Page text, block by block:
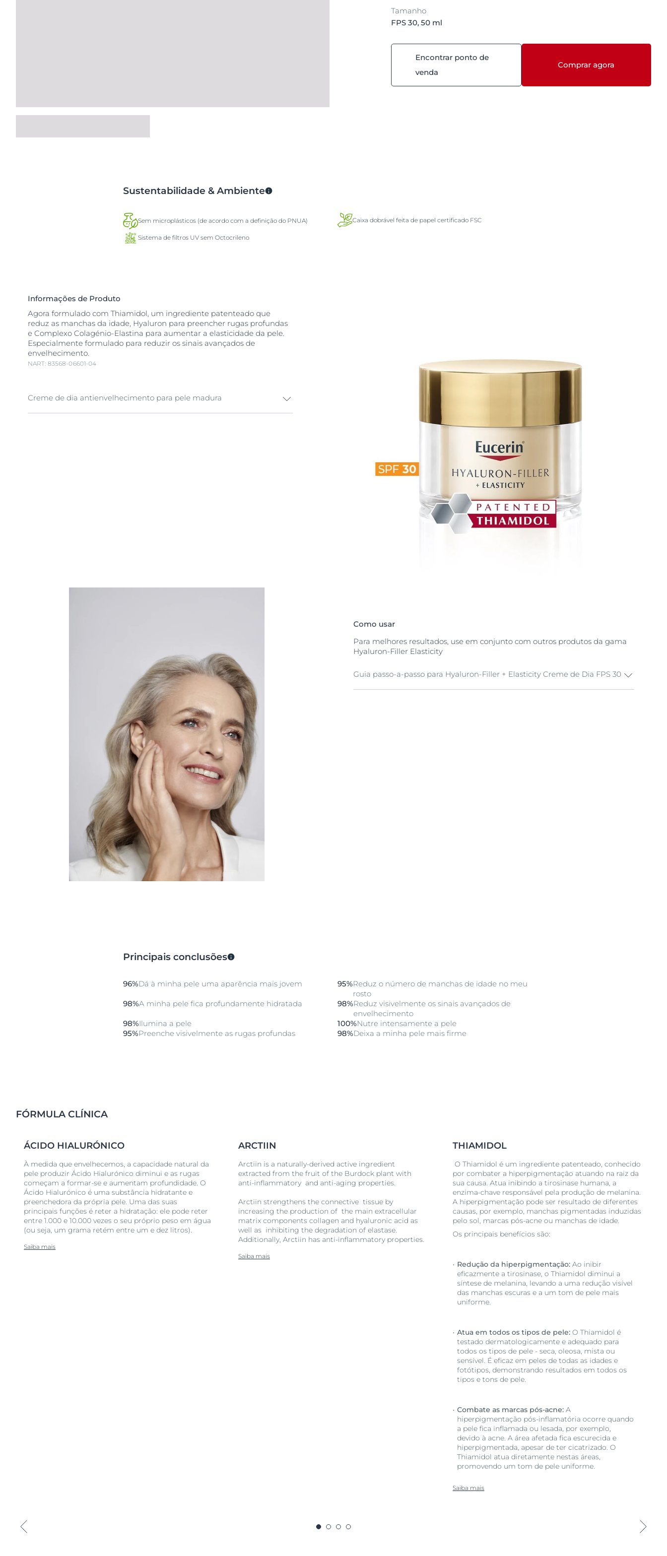
Tamanho
FPS 30, 50 ml
Encontrar ponto de
venda
Comprar agora
Sustentabilidade & Ambiente
Sem microplásticos (de acordo com a definição do PNUA) Caixa dobrável feita de papel certificado FSC
Sistema de filtros UV sem Octocrileno
Informações de Produto
Agora formulado com Thiamidol, um ingrediente patenteado que
reduz as manchas da idade, Hyaluron para preencher rugas profundas
e Complexo Colagénio-Elastina para aumentar a elasticidade da pele.
Especialmente formulado para reduzir os sinais avançados de
envelhecimento.
NART: 83568-06601-04
Creme de dia antienvelhecimento para pele madura
Como usar
Para melhores resultados, use em conjunto com outros produtos da gama
Hyaluron-Filler Elasticity
Guia passo-a-passo para Hyaluron-Filler + Elasticity Creme de Dia FPS 30
Principais conclusões
96%Dá à minha pele uma aparência mais jovem 95%Reduz o número de manchas de idade no meu
rosto
98%A minha pele fica profundamente hidratada 98%Reduz visivelmente os sinais avançados de
envelhecimento
98%Ilumina a pele 100%Nutre intensamente a pele
95%Preenche visivelmente as rugas profundas 98%Deixa a minha pele mais firme
FÓRMULA CLÍNICA
ÁCIDO HIALURÓNICO
À medida que envelhecemos, a capacidade natural da
pele produzir Ácido Hialurónico diminui e as rugas
começam a formar-se e aumentam profundidade. O
Ácido Hialurónico é uma substância hidratante e
preenchedora da própria pele. Uma das suas
principais funções é reter a hidratação: ele pode reter
entre 1.000 e 10.000 vezes o seu próprio peso em água
(ou seja, um grama retém entre um e dez litros).
Saiba mais
ARCTIIN
Arctiin is a naturally-derived active ingredient
extracted from the fruit of the Burdock plant with
anti-inflammatory and anti-aging properties.
Arctiin strengthens the connective tissue by
increasing the production of the main extracellular
matrix components collagen and hyaluronic acid as
well as inhibiting the degradation of elastase.
Additionally, Arctiin has anti-inflammatory properties.
Saiba mais
THIAMIDOL
O Thiamidol é um ingrediente patenteado, conhecido
por combater a hiperpigmentação atuando na raiz da
sua causa. Atua inibindo a tirosinase humana, a
enzima-chave responsável pela produção de melanina.
A hiperpigmentação pode ser resultado de diferentes
causas, por exemplo, manchas pigmentadas induzidas
pelo sol, marcas pós-acne ou manchas de idade.
Os principais benefícios são:
Redução da hiperpigmentação: Ao inibir
eficazmente a tirosinase, o Thiamidol diminui a
síntese de melanina, levando a uma redução visível
das manchas escuras e a um tom de pele mais
uniforme.
Atua em todos os tipos de pele: O Thiamidol é
testado dermatologicamente e adequado para
todos os tipos de pele - seca, oleosa, mista ou
sensível. É eficaz em peles de todas as idades e
fotótipos, demonstrando resultados em todos os
tipos e tons de pele.
Combate as marcas pós-acne: A
hiperpigmentação pós-inflamatória ocorre quando
a pele fica inflamada ou lesada, por exemplo,
devido à acne. A área afetada fica escurecida e
hiperpigmentada, apesar de ter cicatrizado. O
Thiamidol atua diretamente nestas áreas,
promovendo um tom de pele uniforme.
Saiba mais